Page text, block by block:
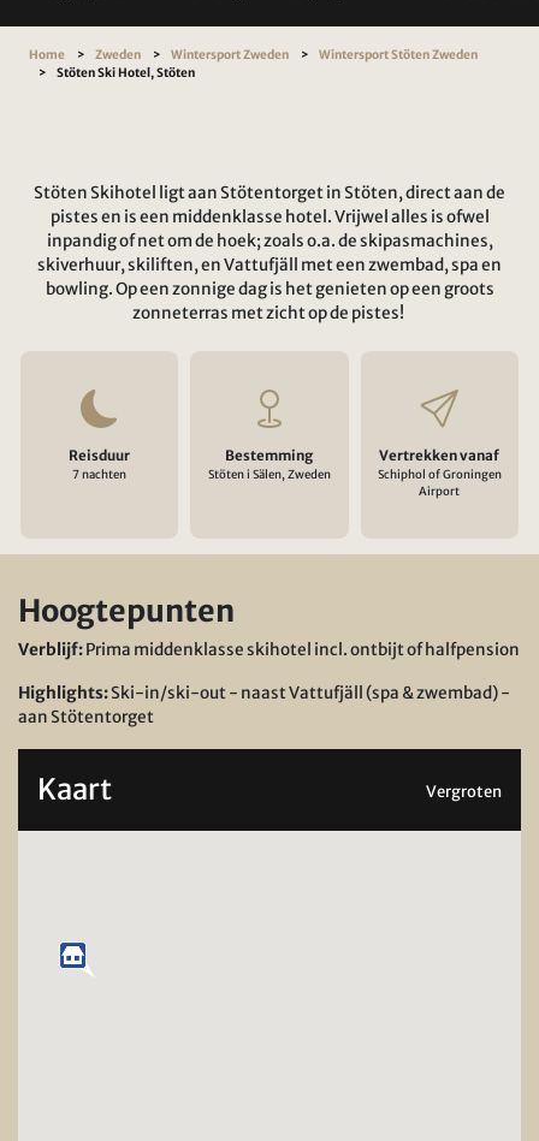
Home Zweden Wintersport Zweden
Wintersport Stöten Zweden
Stöten Ski Hotel, Stöten
Stöten Skihotel ligt aan Stötentorget in Stöten, direct aan de
pistes en is een middenklasse hotel. Vrijwel alles is ofwel
inpandig of net om de hoek; zoals o.a. de skipasmachines,
skiverhuur, skiliften, en Vattufjäll met een zwembad, spa en
bowling. Op een zonnige dag is het genieten op een groots
zonneterras met zicht op de pistes!
Reisduur
7 nachten
Bestemming
Stöten i Sälen, Zweden
Vertrekken vanaf
Schiphol of Groningen
Airport
Hoogtepunten
Verblijf:Prima middenklasse skihotel incl. ontbijt of halfpension
Highlights:Ski-in/ski-out - naast Vattufjäll (spa & zwembad) -
aan Stötentorget
Kaart Vergroten